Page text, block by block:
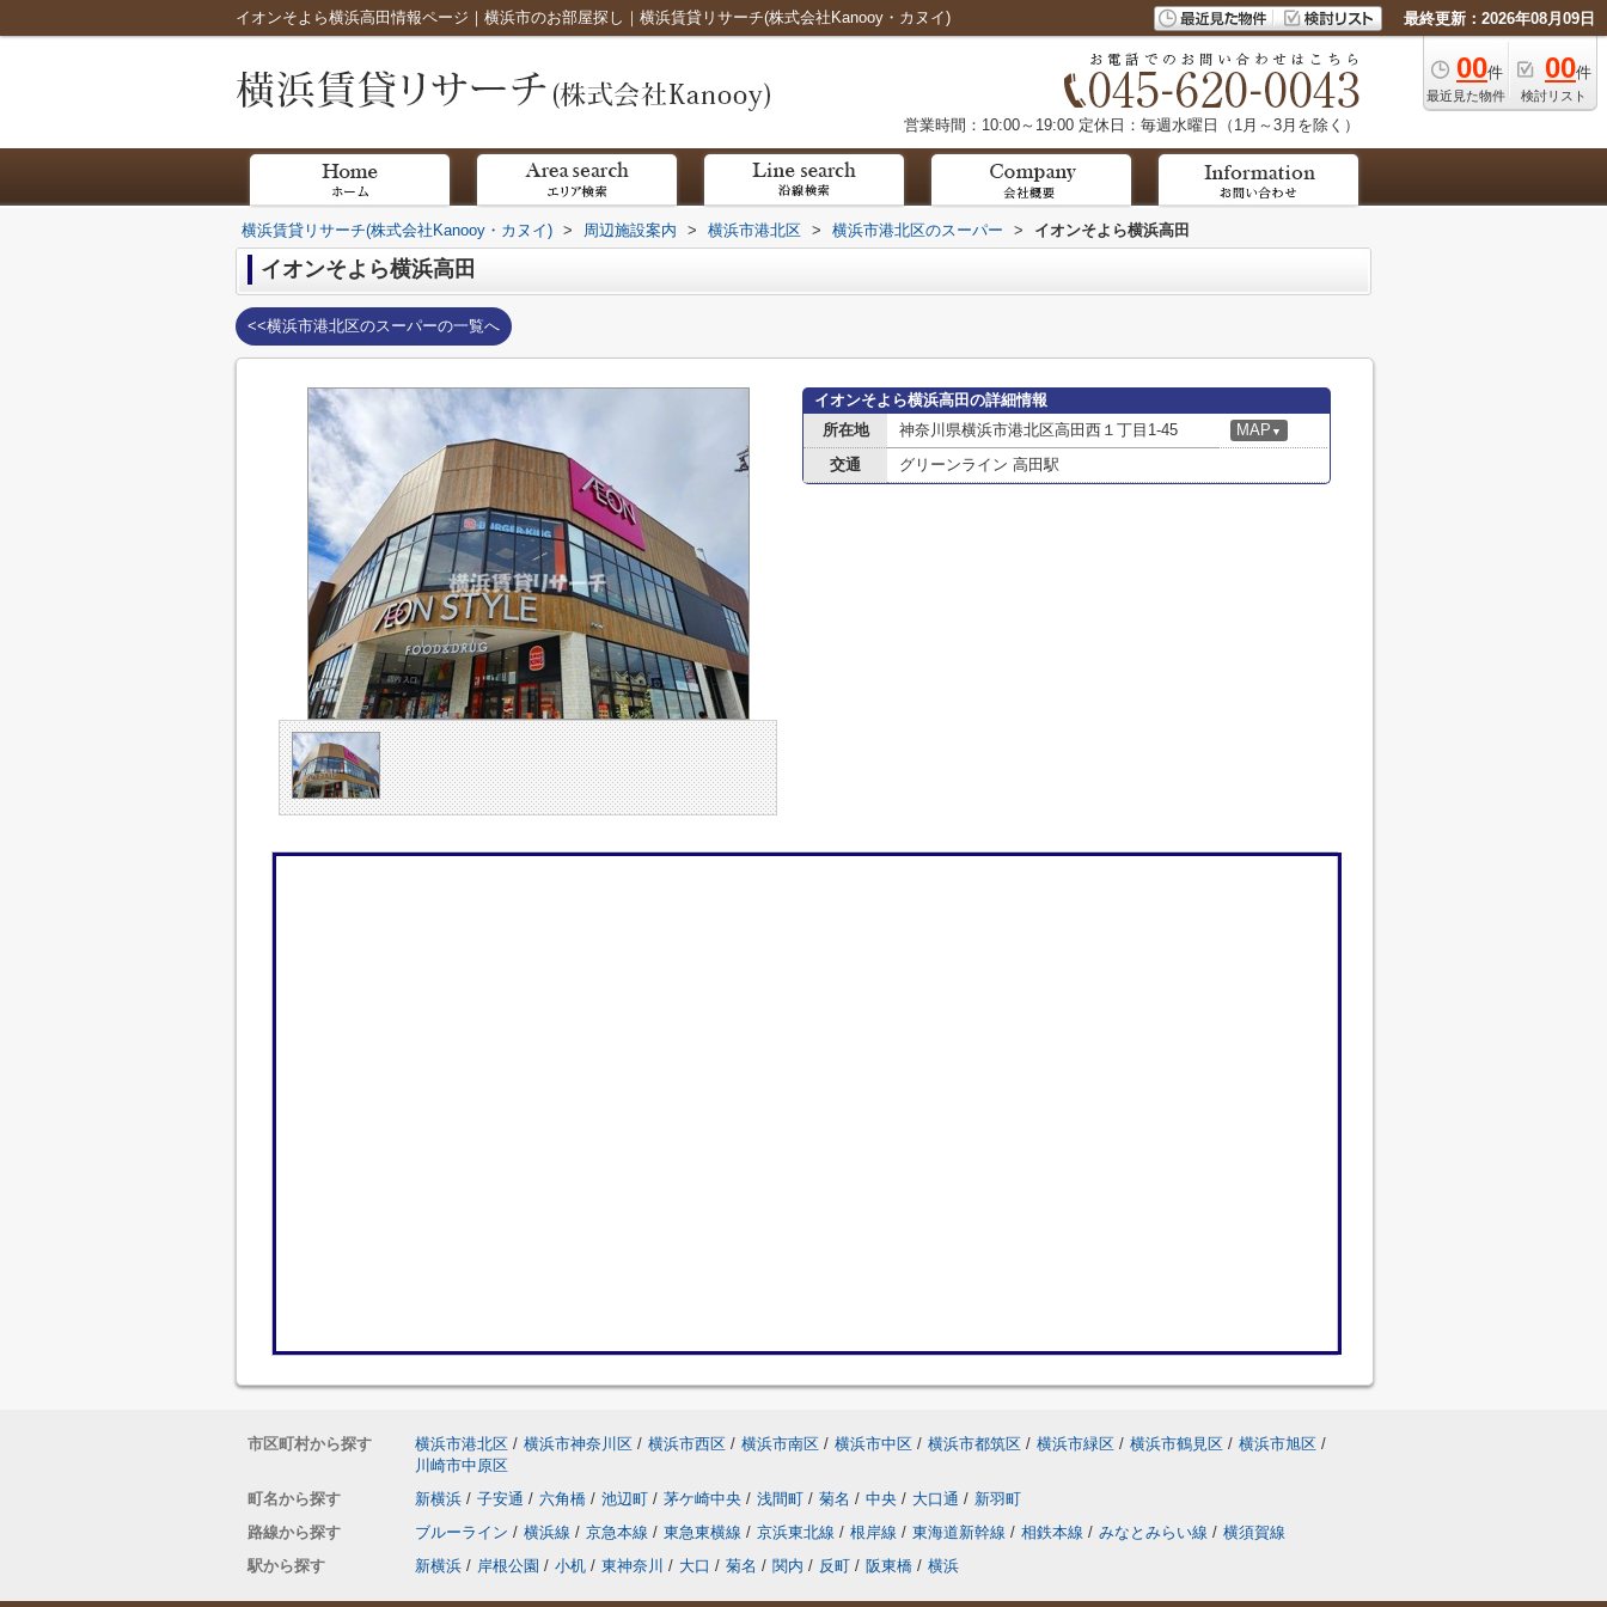
イオンそよら横浜高田情報ページ｜横浜市のお部屋探し｜横浜賃貸リサーチ(株式会社Kanooy・カヌイ) 最終更新：2026年08月09日
00件
最近見た物件
00件
検討リスト
営業時間：10:00～19:00 定休日：毎週水曜日（1月～3月を除く）
横浜賃貸リサーチ(株式会社Kanooy・カヌイ) > 周辺施設案内 > 横浜市港北区 > 横浜市港北区のスーパー > イオンそよら横浜高田
イオンそよら横浜高田
<<横浜市港北区のスーパーの一覧へ
イオンそよら横浜高田の詳細情報
所在地
神奈川県横浜市港北区高田西１丁目1-45 MAP ▼
交通 グリーンライン 高田駅
市区町村から探す 横浜市港北区 / 横浜市神奈川区 / 横浜市西区 / 横浜市南区 / 横浜市中区 / 横浜市都筑区 / 横浜市緑区 / 横浜市鶴見区 / 横浜市旭区 /
川崎市中原区
町名から探す
新横浜 / 子安通 / 六角橋 / 池辺町 / 茅ケ崎中央 / 浅間町 / 菊名 / 中央 / 大口通 / 新羽町
路線から探す
ブルーライン / 横浜線 / 京急本線 / 東急東横線 / 京浜東北線 / 根岸線 / 東海道新幹線 / 相鉄本線 / みなとみらい線 / 横須賀線
駅から探す
新横浜 / 岸根公園 / 小机 / 東神奈川 / 大口 / 菊名 / 関内 / 反町 / 阪東橋 / 横浜